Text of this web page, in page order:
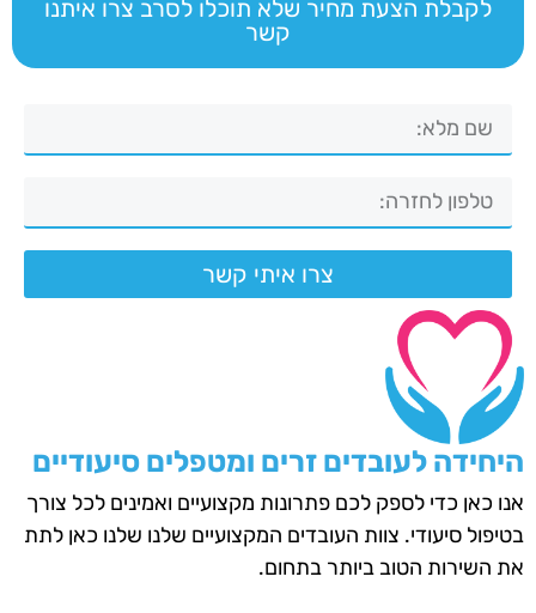
לקבלת הצעת מחיר שלא תוכלו לסרב צרו איתנו
קשר
צרו איתי קשר
היחידה לעובדים זרים ומטפלים סיעודיים
אנו כאן כדי לספק לכם פתרונות מקצועיים ואמינים לכל צורך
בטיפול סיעודי. צוות העובדים המקצועיים שלנו שלנו כאן לתת
את השירות הטוב ביותר בתחום.